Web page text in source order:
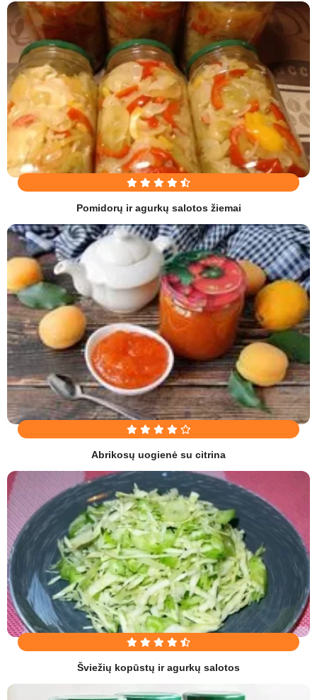
Pomidorų ir agurkų salotos žiemai
Abrikosų uogienė su citrina
Šviežių kopūstų ir agurkų salotos